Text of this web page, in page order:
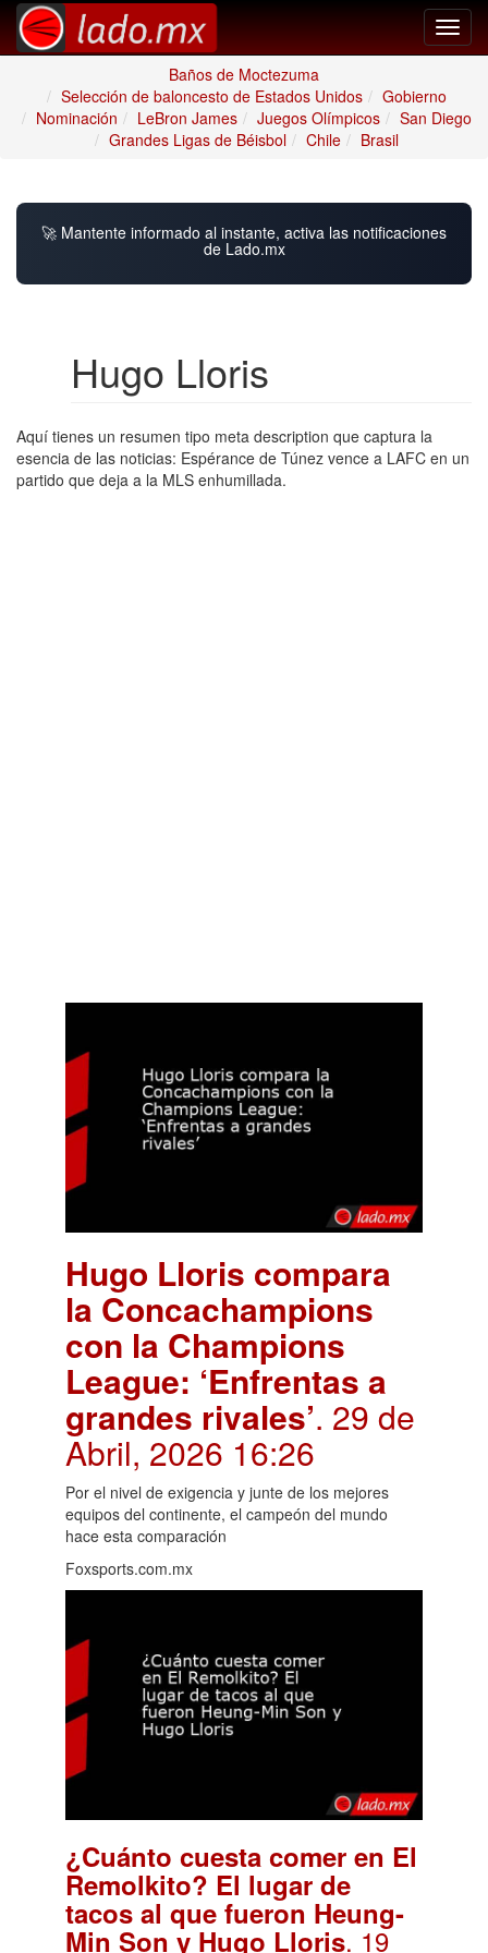
Baños de Moctezuma
Selección de baloncesto de Estados Unidos
Gobierno
Nominación
LeBron James Juegos Olímpicos
San Diego
Grandes Ligas de Béisbol
Chile Brasil
🚀 Mantente informado al instante, activa las notificaciones
de Lado.mx
Hugo Lloris
Aquí tienes un resumen tipo meta description que captura la
esencia de las noticias: Espérance de Túnez vence a LAFC en un
partido que deja a la MLS enhumillada.
Hugo Lloris compara
la Concachampions
con la Champions
League: ‘Enfrentas a
grandes rivales’. 29 de
Abril, 2026 16:26
Por el nivel de exigencia y junte de los mejores
equipos del continente, el campeón del mundo
hace esta comparación
Foxsports.com.mx
¿Cuánto cuesta comer en El
Remolkito? El lugar de
tacos al que fueron Heung-
Min Son y Hugo Lloris. 19